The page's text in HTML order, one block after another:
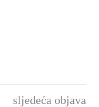
sljedeća objava